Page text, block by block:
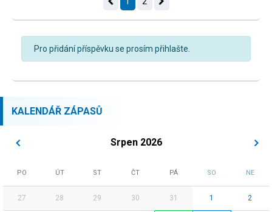
Pro přidání příspěvku se prosím přihlašte.
KALENDÁŘ ZÁPASŮ
Srpen 2026
PO ÚT ST ČT PÁ SO NE
27 28 29 30 31 1 2